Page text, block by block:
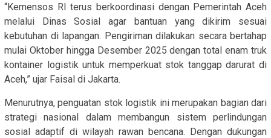
“Kemensos RI terus berkoordinasi dengan Pemerintah Aceh
melalui Dinas Sosial agar bantuan yang dikirim sesuai
kebutuhan di lapangan. Pengiriman dilakukan secara bertahap
mulai Oktober hingga Desember 2025 dengan total enam truk
kontainer logistik untuk memperkuat stok tanggap darurat di
Aceh,” ujar Faisal di Jakarta.
Menurutnya, penguatan stok logistik ini merupakan bagian dari
strategi nasional dalam membangun sistem perlindungan
sosial adaptif di wilayah rawan bencana. Dengan dukungan